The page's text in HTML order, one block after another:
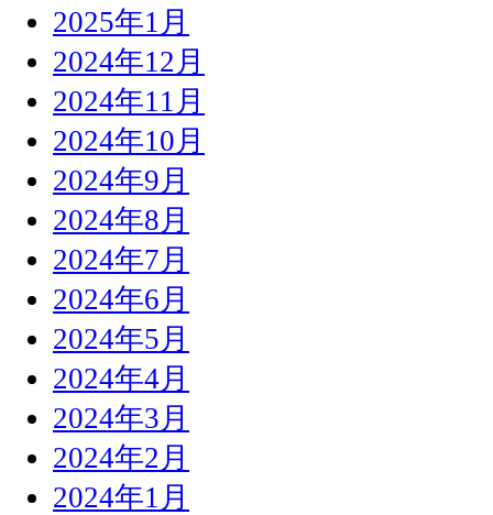
2025年1月
2024年12月
2024年11月
2024年10月
2024年9月
2024年8月
2024年7月
2024年6月
2024年5月
2024年4月
2024年3月
2024年2月
2024年1月